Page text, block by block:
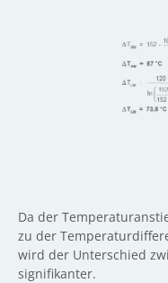
Da der
zu der
wird der Unterschied
signifikanter.